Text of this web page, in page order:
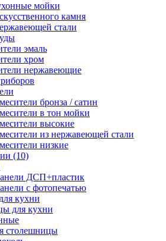
мойки
камня
стали
эмаль
хром
нержавеющие
бронза / сатин
в тон мойки
высокие
из нержавеющей стали
низкие
(10)
ДСП+пластик
с фотопечатью
кухни
для кухни
столешницы